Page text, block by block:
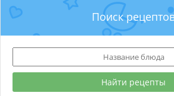
Поиск